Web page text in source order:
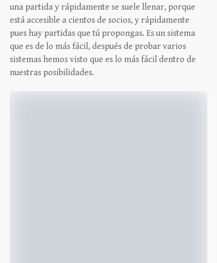
una partida y rápidamente se suele llenar, porque
está accesible a cientos de socios, y rápidamente
pues hay partidas que tú propongas. Es un sistema
que es de lo más fácil, después de probar varios
sistemas hemos visto que es lo más fácil dentro de
nuestras posibilidades.